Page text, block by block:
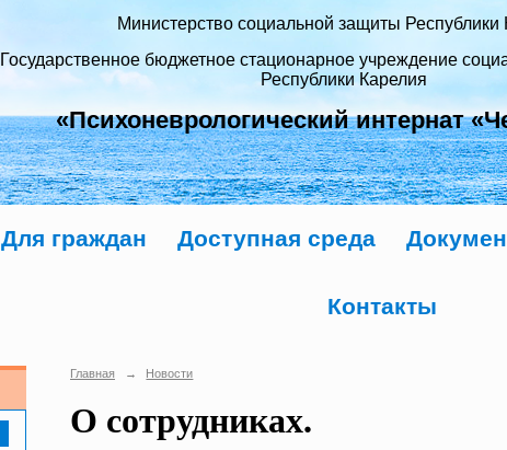
Министерство социальной защиты Республики
Государственное бюджетное стационарное учреждение
Республики Карелия
«Психоневрологический интернат
Для граждан Доступная среда
Контакты
Главная → Новости
О сотрудниках.